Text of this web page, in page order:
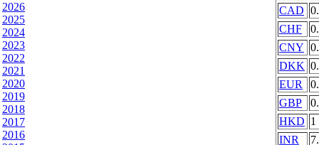
2026
2025
2024
2023
2022
2021
2020
2019
2018
2017
2016
CAD
CHF
CNY
DKK
EUR
GBP
HKD 1
INR